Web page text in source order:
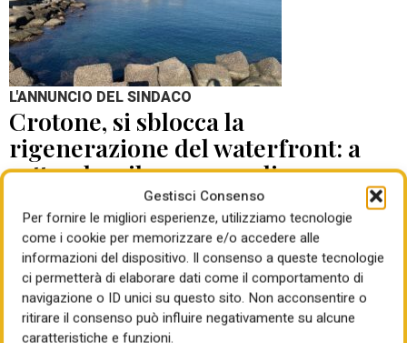
Gestisci Consenso
Per fornire le migliori esperienze, utilizziamo tecnologie
come i cookie per memorizzare e/o accedere alle
informazioni del dispositivo. Il consenso a queste tecnologie
ci permetterà di elaborare dati come il comportamento di
navigazione o ID unici su questo sito. Non acconsentire o
ritirare il consenso può influire negativamente su alcune
caratteristiche e funzioni.
L'ANNUNCIO DEL SINDACO
Crotone, si sblocca la
rigenerazione del waterfront: a
settembre il concorso di
progettazione
05 Ago 2026 di Mauro Giansante